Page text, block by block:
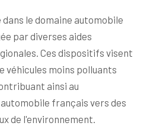
le domaine automobile
par diverses aides
Ces dispositifs visent
véhicules moins polluants
ainsi au
français vers des
de l'environnement.